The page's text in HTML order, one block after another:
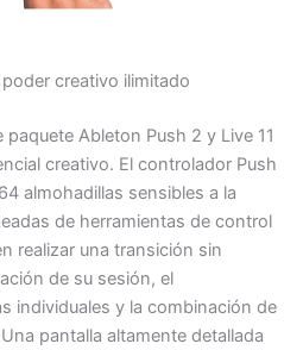
creativo ilimitado
Ableton Push 2 y Live 11
creativo. El controlador Push
almohadillas sensibles a la
de herramientas de control
realizar una transición sin
de su sesión, el
individuales y la combinación de
pantalla altamente detallada